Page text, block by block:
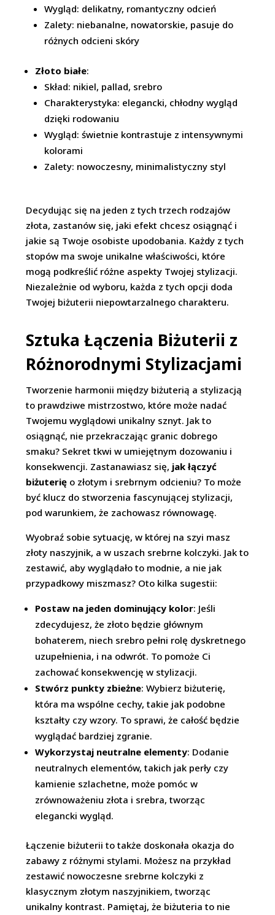
Wygląd: delikatny, romantyczny odcień
Zalety: niebanalne, nowatorskie, pasuje do
różnych odcieni skóry
Złoto białe:
Skład: nikiel, pallad, srebro
Charakterystyka: elegancki, chłodny wygląd
dzięki rodowaniu
Wygląd: świetnie kontrastuje z intensywnymi
kolorami
Zalety: nowoczesny, minimalistyczny styl
Decydując się na jeden z tych trzech rodzajów
złota, zastanów się, jaki efekt chcesz osiągnąć i
jakie są Twoje osobiste upodobania. Każdy z tych
stopów ma swoje unikalne właściwości, które
mogą podkreślić różne aspekty Twojej stylizacji.
Niezależnie od wyboru, każda z tych opcji doda
Twojej biżuterii niepowtarzalnego charakteru.
Sztuka Łączenia Biżuterii z
Różnorodnymi Stylizacjami
Tworzenie harmonii między biżuterią a stylizacją
to prawdziwe mistrzostwo, które może nadać
Twojemu wyglądowi unikalny sznyt. Jak to
osiągnąć, nie przekraczając granic dobrego
smaku? Sekret tkwi w umiejętnym dozowaniu i
konsekwencji. Zastanawiasz się, jak łączyć
biżuterię o złotym i srebrnym odcieniu? To może
być klucz do stworzenia fascynującej stylizacji,
pod warunkiem, że zachowasz równowagę.
Wyobraź sobie sytuację, w której na szyi masz
złoty naszyjnik, a w uszach srebrne kolczyki. Jak to
zestawić, aby wyglądało to modnie, a nie jak
przypadkowy miszmasz? Oto kilka sugestii:
Postaw na jeden dominujący kolor: Jeśli
zdecydujesz, że złoto będzie głównym
bohaterem, niech srebro pełni rolę dyskretnego
uzupełnienia, i na odwrót. To pomoże Ci
zachować konsekwencję w stylizacji.
Stwórz punkty zbieżne: Wybierz biżuterię,
która ma wspólne cechy, takie jak podobne
kształty czy wzory. To sprawi, że całość będzie
wyglądać bardziej zgranie.
Wykorzystaj neutralne elementy: Dodanie
neutralnych elementów, takich jak perły czy
kamienie szlachetne, może pomóc w
zrównoważeniu złota i srebra, tworząc
elegancki wygląd.
Łączenie biżuterii to także doskonała okazja do
zabawy z różnymi stylami. Możesz na przykład
zestawić nowoczesne srebrne kolczyki z
klasycznym złotym naszyjnikiem, tworząc
unikalny kontrast. Pamiętaj, że biżuteria to nie